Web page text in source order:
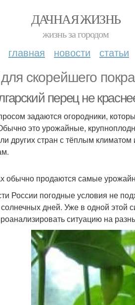
ДАЧНАЯ ЖИЗНЬ
жизнь за городом
главная новости статьи
скорейшего
перец не
задаются огородники,
это урожайные,
других стран с тёплым
обычно продаются самые
России погодные условия не
дней. Уже в одной этой
ситуацию на